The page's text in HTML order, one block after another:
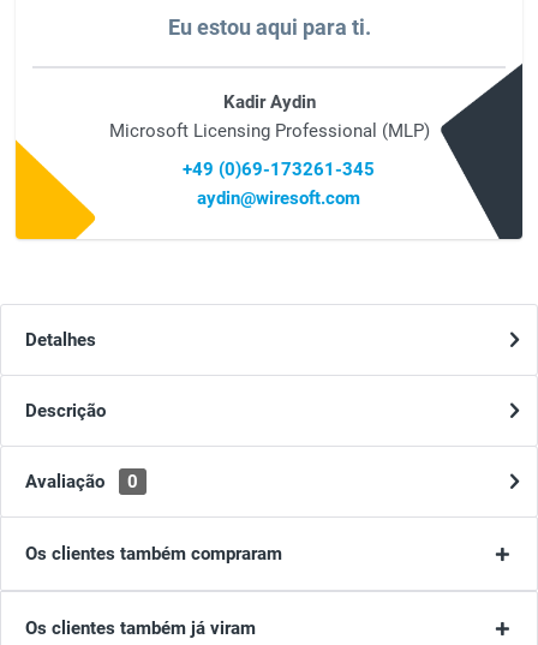
Eu estou aqui para ti.
Kadir Aydin
Microsoft Licensing Professional (MLP)
+49 (0)69-173261-345
aydin@wiresoft.com
Detalhes
Descrição
Avaliação 0
Os clientes também compraram
Os clientes também já viram